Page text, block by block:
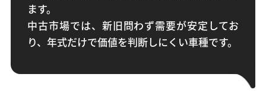
ます。
中古市場では、新旧問わず需要が安定してお
り、年式だけで価値を判断しにくい車種です。